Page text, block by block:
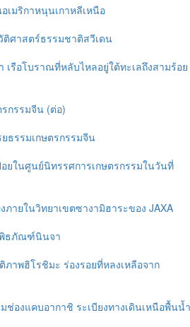
มริกาหนุนเกาหลีเหนือ
ศาสตร์ธรรมชาติสวีเดน
รือโบราณที่หลับไหลอยู่ใต้ทะเลถึงสามร้อย
กรรมจีน (ต่อ)
ธรรมเกษตรกรรมจีน
อยในศูนย์นิทรรศการเกษตรกรรมในวันที่
ายในวิทยาเขตซางามิฮาระของ JAXA
พิธภัณฑ์นินจา
าพฮิโรชิมะ ร่องรอยที่หลงเหลือจาก
องแคบอากาชิ ระเบียงทางเดินเหนือพื้นน้ำ